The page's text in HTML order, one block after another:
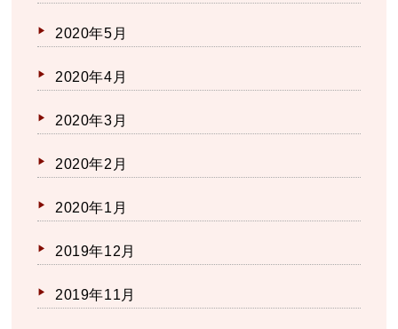
2020年5月
2020年4月
2020年3月
2020年2月
2020年1月
2019年12月
2019年11月